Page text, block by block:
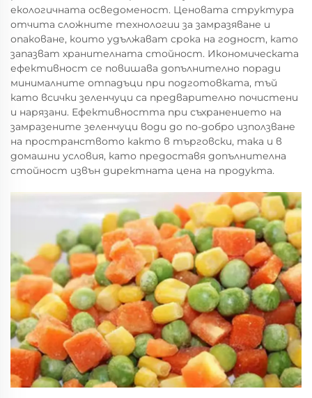
екологичната осведоменост. Ценовата структура
отчита сложните технологии за замразяване и
опаковане, които удължават срока на годност, като
запазват хранителната стойност. Икономическата
ефективност се повишава допълнително поради
минималните отпадъци при подготовката, тъй
като всички зеленчуци са предварително почистени
и нарязани. Ефективността при съхранението на
замразените зеленчуци води до по-добро използване
на пространството както в търговски, така и в
домашни условия, като предоставя допълнителна
стойност извън директната цена на продукта.